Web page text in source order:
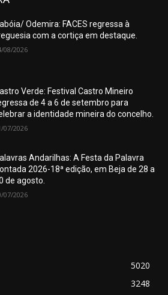
Odemira: FACES regressa à
com a cortiça em destaque.
08/2026
Verde: Festival Castro Mineiro
de 4 a 6 de setembro para
a identidade mineira do concelho.
07/2026
Andarilhas: A Festa da Palavra
2026-18ª edição, em Beja de 28 a
de agosto.
07/2026
5020
3248